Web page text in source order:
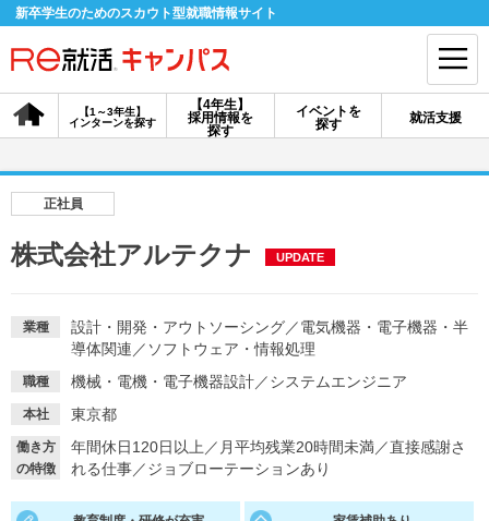
新卒学生のためのスカウト型就職情報サイト
【4年生】
採用情報を
探す
【1～3年生】
インターンを探す
イベントを
探す
就活支援
会員登録 ログイン
採用情報を探す
説明会を探す
インターンを探す
就活ノウハウ・サポート
正社員
株式会社アルテクナ UPDATE
業種 設計・開発・アウトソーシング／電気機器・電子機器・半
導体関連 ／ ソフトウェア・情報処理
職種 機械・電機・電子機器設計／システムエンジニア
本社 東京都
働き方
の特徴
年間休日120日以上 ／ 月平均残業20時間未満／直接感謝さ
れる仕事／ジョブローテーションあり